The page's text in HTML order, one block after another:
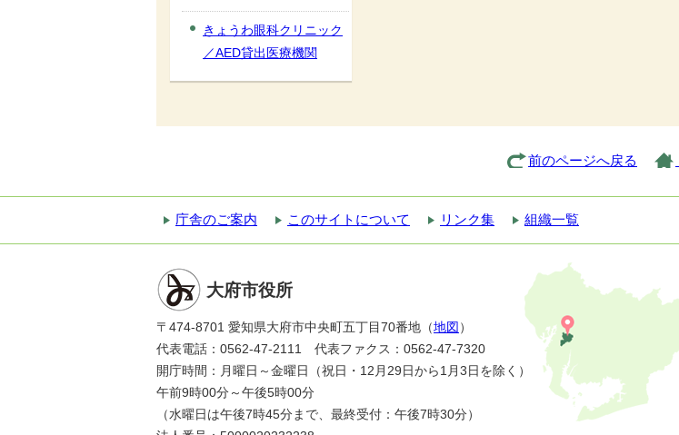
きょうわ眼科クリニック
／AED貸出医療機関
前のページへ戻る
庁舎のご案内 このサイトについて リンク集 組織一覧
大府市役所
〒474-8701 愛知県大府市中央町五丁目70番地（地図 ）
代表電話：0562-47-2111 代表ファクス：0562-47-7320
開庁時間：月曜日～金曜日（祝日・12月29日から1月3日を除く）
午前9時00分～午後5時00分
（水曜日は午後7時45分まで、最終受付：午後7時30分）